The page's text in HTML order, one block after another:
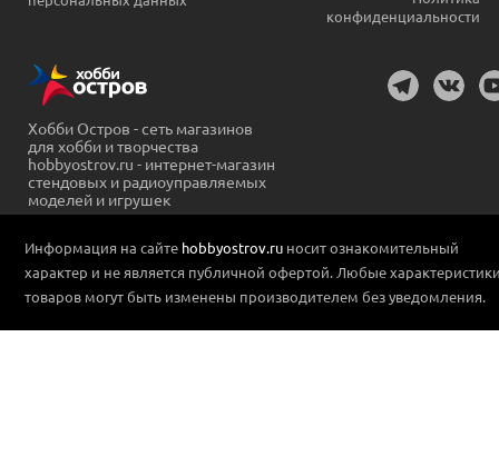
конфиденциальности
Хобби Остров - сеть магазинов
для хобби и творчества
hobbyostrov.ru - интернет-магазин
стендовых и радиоуправляемых
моделей и игрушек
Информация на сайте hobbyostrov.ru носит ознакомительный
характер и не является публичной офертой. Любые
товаров могут быть изменены производителем без уведомления.